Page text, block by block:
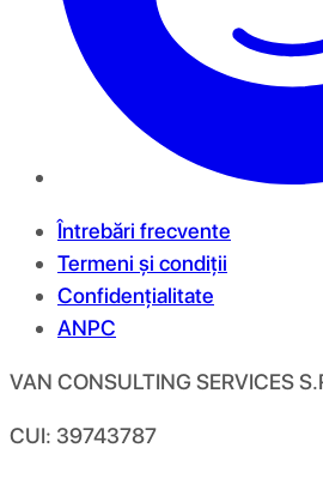
Întrebări frecvente
Termeni și condiții
Confidențialitate
ANPC
VAN CONSULTING SERVICES
CUI: 39743787